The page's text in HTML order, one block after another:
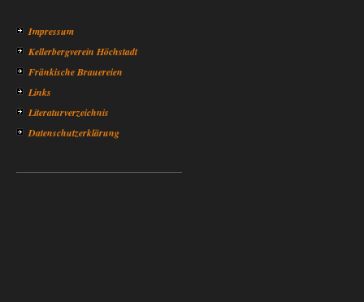
Impressum
Kellerbergverein Höchstadt
Fränkische Brauereien
Links
Literaturverzeichnis
Datenschutzerklärung